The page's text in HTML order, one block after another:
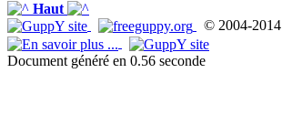
Haut
© 2004-2014
Document généré en 0.56 seconde